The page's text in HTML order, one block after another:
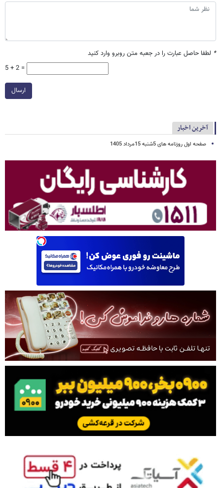
* لطفا حاصل عبارت را در جعبه متن روبرو وارد کنید
5 + 2 =
ارسال
آخرین اخبار
صفحه اول روزنامه های 5شنبه 15مرداد 1405